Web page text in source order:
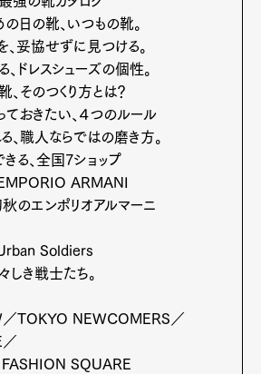
WatchFashion
日の靴、いつもの靴。
、妥協せずに見つける。
ドレスシューズの個性。
そのつくり方とは？
ておきたい、４つのルール
、職人ならではの磨き方。
る、全国7ショップ
ARMANI
秋のエンポリオアルマーニ
Soldiers
しき戦士たち。
／TOKYO NEWCOMERS／
SQUARE